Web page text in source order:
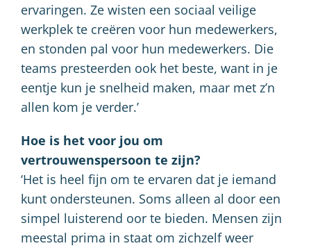
ervaringen. Ze wisten een sociaal veilige
werkplek te creëren voor hun medewerkers,
en stonden pal voor hun medewerkers. Die
teams presteerden ook het beste, want in je
eentje kun je snelheid maken, maar met z’n
allen kom je verder.’
Hoe is het voor jou om
vertrouwenspersoon te zijn?
‘Het is heel fijn om te ervaren dat je iemand
kunt ondersteunen. Soms alleen al door een
simpel luisterend oor te bieden. Mensen zijn
meestal prima in staat om zichzelf weer